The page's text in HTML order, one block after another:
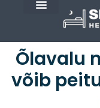
Õlavalu
võib